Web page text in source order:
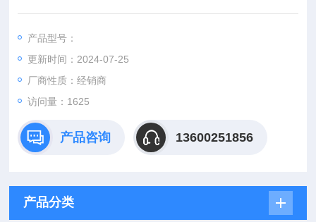
初心给予各位广大用户好折扣，好质量。让您买的放心，用的舒
产品型号：
更新时间：2024-07-25
厂商性质：经销商
访问量：1625
产品咨询 13600251856
产品分类